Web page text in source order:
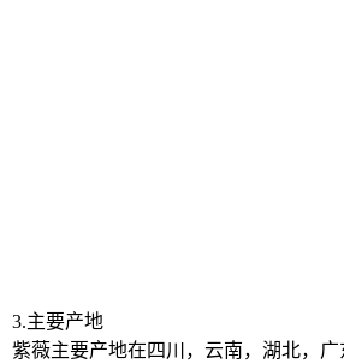
3.主要产地
紫薇主要产地在四川，云南，湖北，